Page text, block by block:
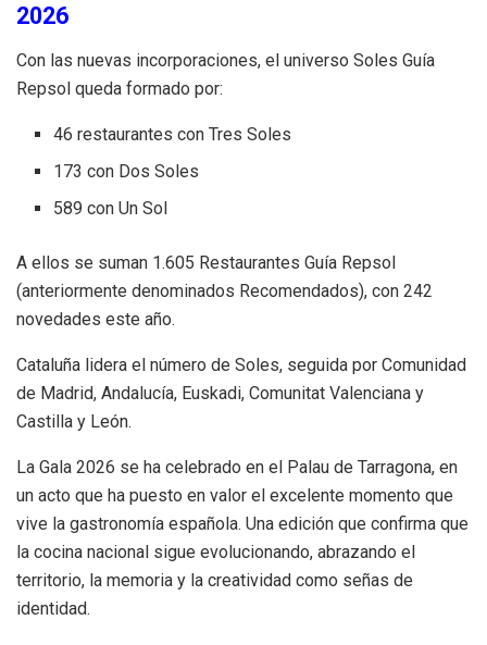
2026
Con las nuevas incorporaciones, el universo Soles Guía
Repsol queda formado por:
46 restaurantes con Tres Soles
173 con Dos Soles
589 con Un Sol
A ellos se suman 1.605 Restaurantes Guía Repsol
(anteriormente denominados Recomendados), con 242
novedades este año.
Cataluña lidera el número de Soles, seguida por Comunidad
de Madrid, Andalucía, Euskadi, Comunitat Valenciana y
Castilla y León.
La Gala 2026 se ha celebrado en el Palau de Tarragona, en
un acto que ha puesto en valor el excelente momento que
vive la gastronomía española. Una edición que confirma que
la cocina nacional sigue evolucionando, abrazando el
territorio, la memoria y la creatividad como señas de
identidad.